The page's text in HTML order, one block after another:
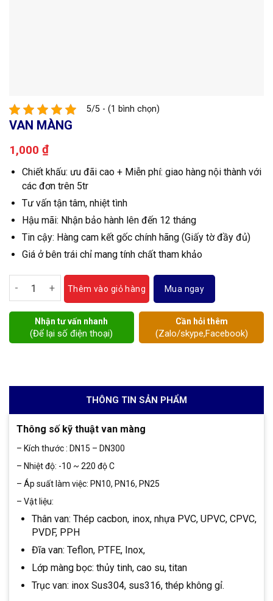
5/5 - (1 bình chọn)
VAN MÀNG
1,000 ₫
Chiết khấu: ưu đãi cao + Miễn phí: giao hàng nội thành với
các đơn trên 5tr
Tư vấn tận tâm, nhiệt tình
Hậu mãi: Nhận bảo hành lên đến 12 tháng
Tin cậy: Hàng cam kết gốc chính hãng (Giấy tờ đầy đủ)
Giá ở bên trái chỉ mang tính chất tham khảo
Thêm vào giỏ hàng Mua ngay
Nhận tư vấn nhanh
(Để lại số điện thoại)
Cần hỏi thêm
(Zalo/skype,Facebook)
THÔNG TIN SẢN PHẨM
Thông số kỹ thuật van màng
– Kích thước : DN15 – DN300
– Nhiệt độ: -10 ~ 220 độ C
– Áp suất làm việc: PN10, PN16, PN25
– Vật liệu:
Thân van: Thép cacbon, inox, nhựa PVC, UPVC, CPVC,
PVDF, PPH
Đĩa van: Teflon, PTFE, Inox,
Lớp màng bọc: thủy tinh, cao su, titan
Trục van: inox Sus304, sus316, thép không gỉ.